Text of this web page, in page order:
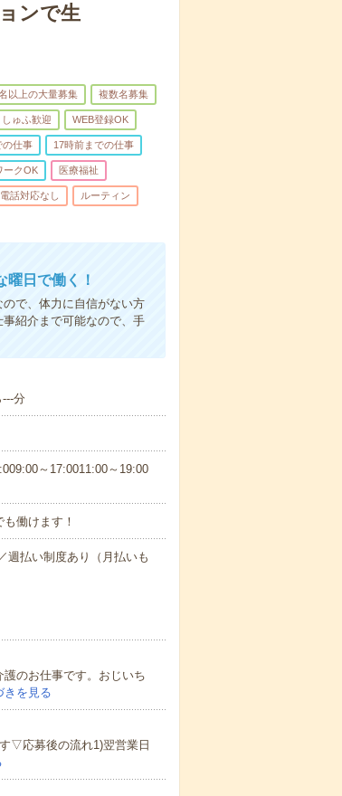
ンで生
以上の大量募集 複数名募集
しゅふ歓迎 WEB登録OK
の仕事 17時前までの仕事
ークOK 医療福祉
電話対応なし ルーティン
日で働く！
で、体力に自信がない方
紹介まで可能なので、手
分
～17:0011:00～19:00
働けます！
払い制度あり（月払いも
のお仕事です。おじいち
きを見る
▽応募後の流れ1)翌営業日